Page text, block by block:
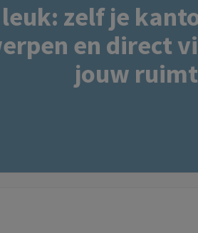
zelf je
en direct
jouw